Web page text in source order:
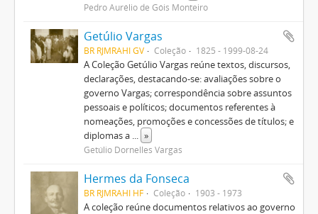
Pedro Aurélio de Góis Monteiro
Getúlio Vargas
BR RJMRAHI GV Coleção 1825 - 1999-08-24
A Coleção Getúlio Vargas reúne textos, discursos,
declarações, destacando-se: avaliações sobre o
governo Vargas; correspondência sobre assuntos
pessoais e políticos; documentos referentes à
nomeações, promoções e concessões de títulos; e
diplomas a ... »
Getúlio Dornelles Vargas
Hermes da Fonseca
BR RJMRAHI HF Coleção 1903 - 1973
A coleção reúne documentos relativos ao governo